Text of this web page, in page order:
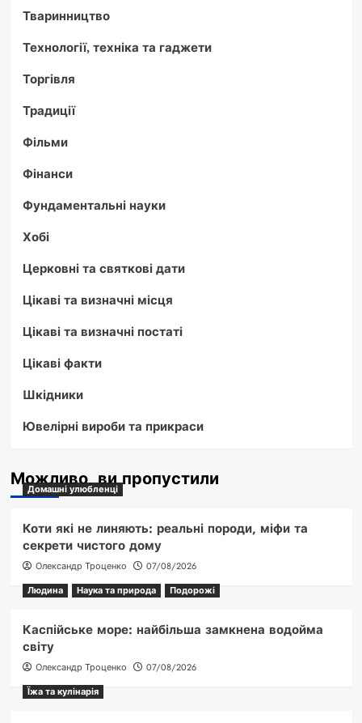
Тваринництво
Технології, техніка та гаджети
Торгівля
Традиції
Фільми
Фінанси
Фундаментальні науки
Хобі
Церковні та святкові дати
Цікаві та визначні місця
Цікаві та визначні постаті
Цікаві факти
Шкідники
Ювелірні вироби та прикраси
Можливо, ви пропустили
Домашні улюбленці
Коти які не линяють: реальні породи, міфи та
секрети чистого дому
Олександр Троценко
07/08/2026
Людина
Наука та природа Подорожі
Каспійське море: найбільша замкнена водойма
світу
Олександр Троценко
07/08/2026
Їжа та кулінарія